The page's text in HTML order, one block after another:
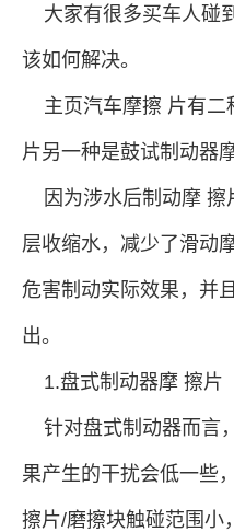
大家有很多买车人碰
该如何解决。
主页汽车摩擦 片有二
片另一种是鼓试制动器
因为涉水后制动摩 擦
层收缩水，减少了滑动
危害制动实际效果，并
出。
1.盘式制动器摩 擦片
针对盘式制动器而言
果产生的干扰会低一些
擦片/磨擦块触碰范围小